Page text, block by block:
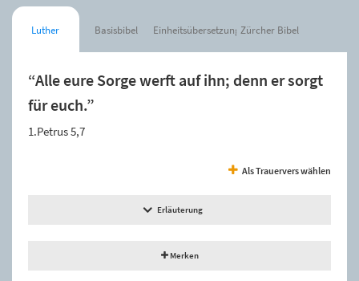
Luther Basisbibel Einheitsübersetzung Zürcher Bibel
“Alle eure Sorge werft auf ihn; denn er sorgt
für euch.”
1.Petrus 5,7
Als Trauervers wählen
Erläuterung
Merken